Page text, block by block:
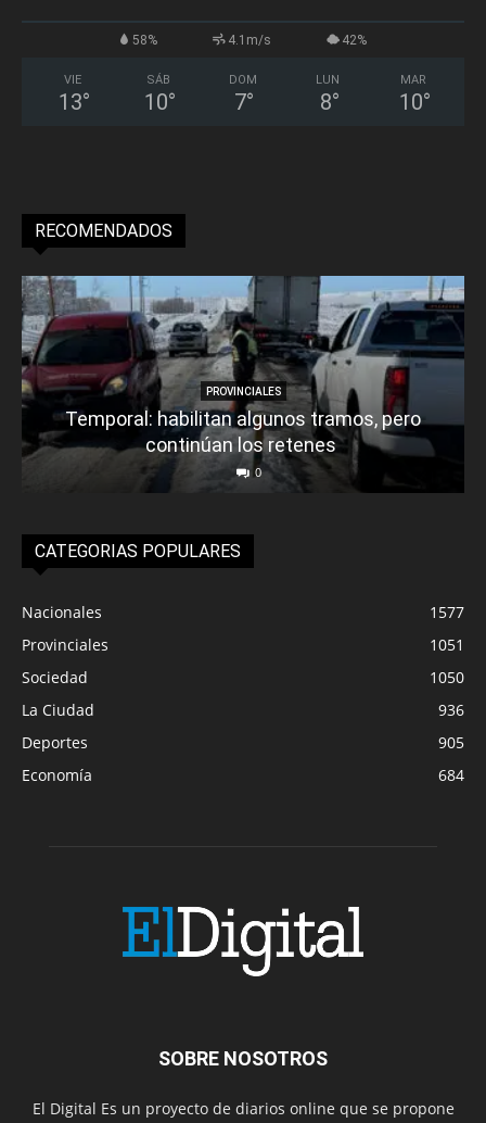
58% 4.1m/s 42%
VIE
13°
SÁB
10°
DOM
7°
LUN
8°
MAR
10°
RECOMENDADOS
PROVINCIALES
Temporal: habilitan algunos tramos, pero
continúan los retenes
0
CATEGORIAS POPULARES
Nacionales
1577
Provinciales
1051
Sociedad
1050
La Ciudad
936
Deportes
905
Economía
684
SOBRE NOSOTROS
El Digital Es un proyecto de diarios online que se propone